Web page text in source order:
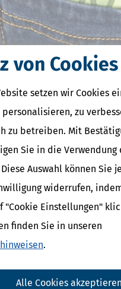
von Cookies
setzen wir Cookies
personalisieren, zu
zu betreiben. Mit
Sie in die Verwendung
Auswahl können Sie
widerrufen,
"Cookie Einstellungen"
finden Sie in unseren
.
Alle Cookies akzeptieren
Uhr]Wer glaubt, Banknoten
(EZB) gerade eines
hat zehn Designvorschläge
mehr